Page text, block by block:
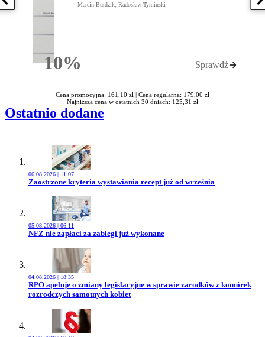
Poprzednia książka
10%Rabatu
Marcin Burdzik, Radosław Tymiński
Sprawdź
Cena promocyjna: 161,10 zł | Cena regularna: 179,00 zł
Najniższa cena w ostatnich 30 dniach: 125,31 zł
Ostatnio dodane
06.08.2026 | 11:07
Przejdź do artykułu:
Zaostrzone kryteria wystawiania recept już od września
05.08.2026 | 06:11
Przejdź do artykułu:
NFZ nie zapłaci za zabiegi już wykonane
04.08.2026 | 18:35
Przejdź do artykułu:
RPO apeluje o zmiany legislacyjne w sprawie zarodków z komórek
rozrodczych samotnych kobiet